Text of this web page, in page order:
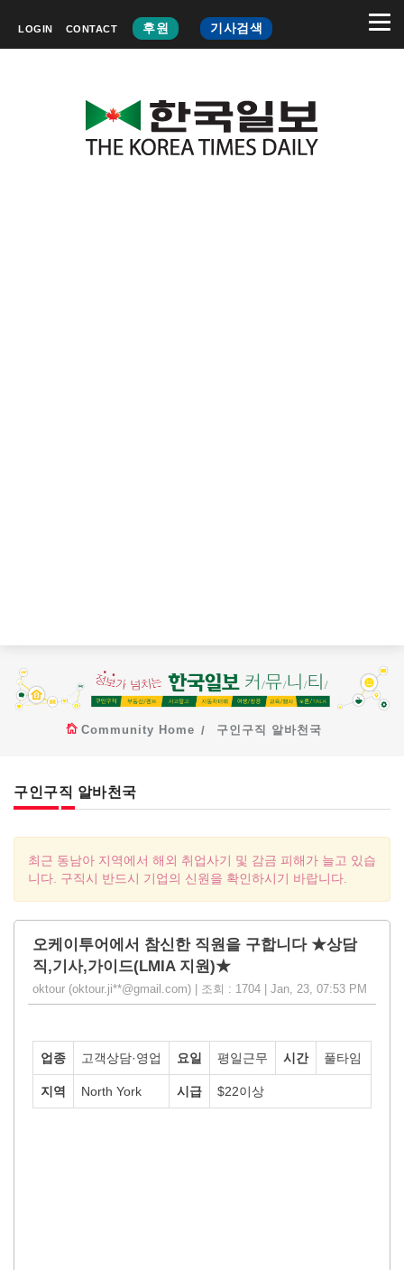
LOGIN CONTACT 후원 기사검색
Community Home 구인구직 알바천국
구인구직 알바천국
최근 동남아 지역에서 해외 취업사기 및 감금 피해가 늘고 있습
니다. 구직시 반드시 기업의 신원을 확인하시기 바랍니다.
오케이투어에서 참신한 직원을 구합니다 ★상담
직,기사,가이드(LMIA 지원)★
oktour (oktour.ji**@gmail.com) | 조회 : 1704 | Jan, 23, 07:53 PM
업종 고객상담·영업 요일 평일근무 시간 풀타임
지역 North York 시급 $22이상